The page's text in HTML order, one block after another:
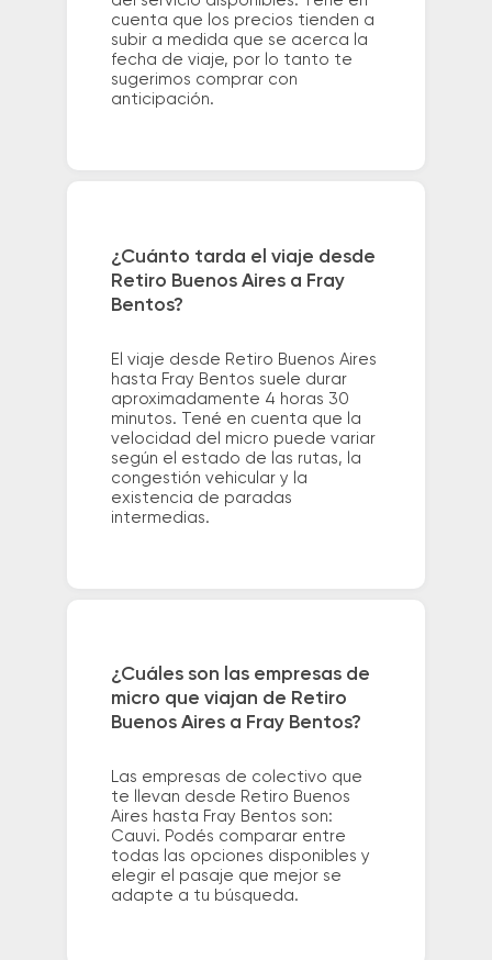
cuenta que los precios tienden a
subir a medida que se acerca la
fecha de viaje, por lo tanto te
sugerimos comprar con
anticipación.
¿Cuánto tarda el viaje desde
Retiro Buenos Aires a Fray
Bentos?
El viaje desde Retiro Buenos Aires
hasta Fray Bentos suele durar
aproximadamente 4 horas 30
minutos. Tené en cuenta que la
velocidad del micro puede variar
según el estado de las rutas, la
congestión vehicular y la
existencia de paradas
intermedias.
¿Cuáles son las empresas de
micro que viajan de Retiro
Buenos Aires a Fray Bentos?
Las empresas de colectivo que
te llevan desde Retiro Buenos
Aires hasta Fray Bentos son:
Cauvi. Podés comparar entre
todas las opciones disponibles y
elegir el pasaje que mejor se
adapte a tu búsqueda.